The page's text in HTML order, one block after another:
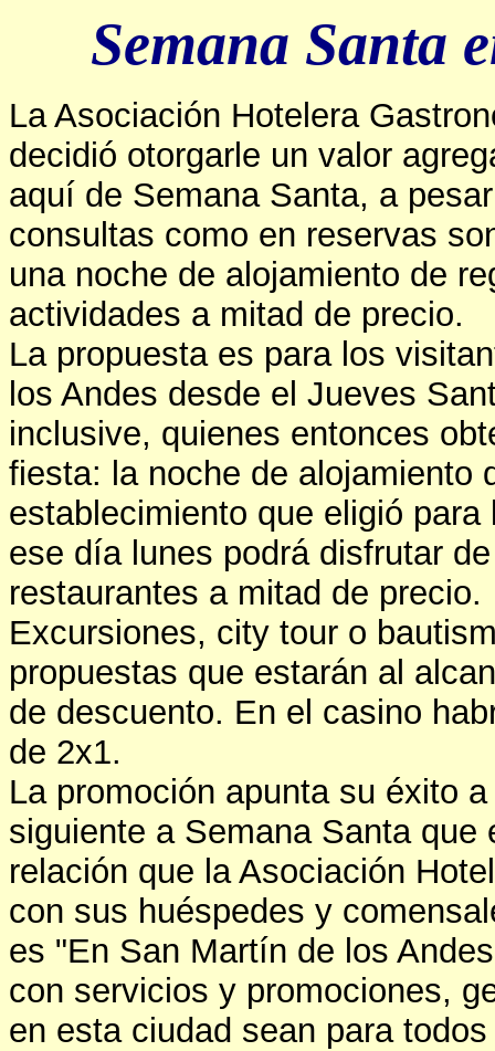
Semana Santa
La Asociación Hotelera
decidió otorgarle un valor
aquí de Semana Santa, a
consultas como en reservas
una noche de alojamiento de
actividades a mitad de precio.
La propuesta es para los
los Andes desde el Jueves
inclusive, quienes entonces
fiesta: la noche de alojamiento
establecimiento que eligió
ese día lunes podrá disfrutar
restaurantes a mitad de precio.
Excursiones, city tour o
propuestas que estarán al
de descuento. En el casino
de 2x1.
La promoción apunta su éxito
siguiente a Semana Santa
relación que la Asociación
con sus huéspedes y
es "En San Martín de los
con servicios y promociones,
en esta ciudad sean para